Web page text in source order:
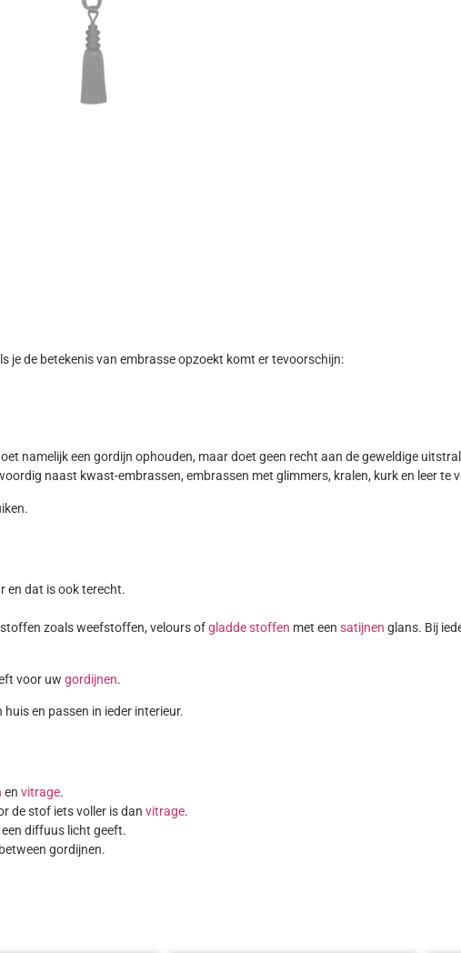
je de betekenis van embrasse opzoekt komt er tevoorschijn:
namelijk een gordijn ophouden, maar doet geen recht aan de geweldige
naast kwast-embrassen, embrassen met glimmers, kralen, kurk en leer te
en dat is ook terecht.
zoals weefstoffen, velours ofgladde stoffen met een satijnen glans. Bij
voor uw gordijnen.
en passen in ieder interieur.
en vitrage.
de stof iets voller is dan vitrage.
diffuus licht geeft.
gordijnen.